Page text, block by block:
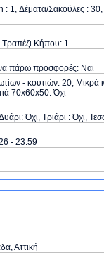
: 1, Δέματα/Σακούλες :
Τραπέζι Κήπου: 1
πάρω προσφορές: Ναι
- κουτιών: 20, Μικρά
70x60x50: Όχι
Όχι, Τριάρι : Όχι,
- 23:59
Αττική